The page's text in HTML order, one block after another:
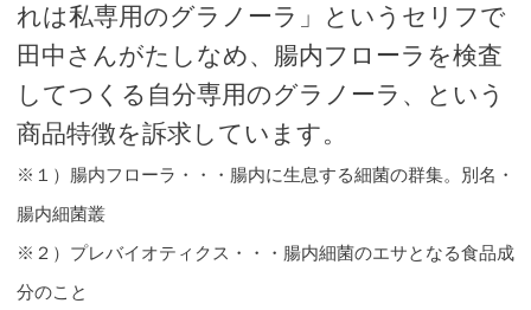
れは私専用のグラノーラ」というセリフで
田中さんがたしなめ、腸内フローラを検査
してつくる自分専用のグラノーラ、という
商品特徴を訴求しています。
※１）腸内フローラ・・・腸内に生息する細菌の群集。別名・
腸内細菌叢
※２）プレバイオティクス・・・腸内細菌のエサとなる食品成
分のこと